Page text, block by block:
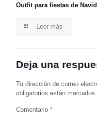
Outfit para fiestas de
Leer más
Deja una
Tu dirección de correo
obligatorios están marcados
Comentario *